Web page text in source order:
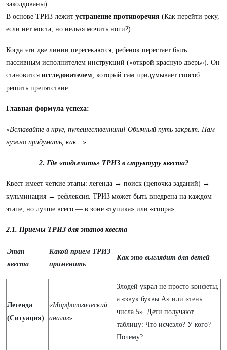
заколдованы).
В основе ТРИЗ лежит устранение противоречия (Как перейти реку,
если нет моста, но нельзя мочить ноги?).
Когда эти две линии пересекаются, ребенок перестает быть
пассивным исполнителем инструкций («открой красную дверь»). Он
становится исследователем, который сам придумывает способ
решить препятствие.
Главная формула успеха:
«Вставайте в круг, путешественники! Обычный путь закрыт. Нам
нужно придумать, как...»
2. Где «подселить» ТРИЗ в структуру квеста?
Квест имеет четкие этапы: легенда → поиск (цепочка заданий) →
кульминация → рефлексия. ТРИЗ может быть внедрена на каждом
этапе, но лучше всего — в зоне «тупика» или «спора».
2.1. Приемы ТРИЗ для этапов квеста
Этап
квеста
Какой прием ТРИЗ
применить
Как это выглядит для детей
Легенда
(Ситуация)
«Морфологический
анализ»
Злодей украл не просто конфеты,
а «звук буквы А» или «тень
числа 5». Дети получают
таблицу: Что исчезло? У кого?
Почему?